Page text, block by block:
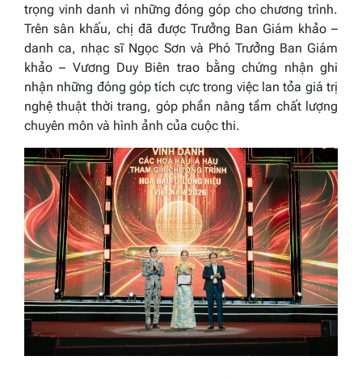
trọng vinh danh vì những đóng góp cho chương trình.
Trên sân khấu, chị đã được Trưởng Ban Giám khảo –
danh ca, nhạc sĩ Ngọc Sơn và Phó Trưởng Ban Giám
khảo – Vương Duy Biên trao bằng chứng nhận ghi
nhận những đóng góp tích cực trong việc lan tỏa giá trị
nghệ thuật thời trang, góp phần nâng tầm chất lượng
chuyên môn và hình ảnh của cuộc thi.